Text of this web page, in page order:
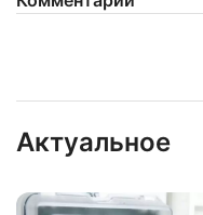
Актуальное